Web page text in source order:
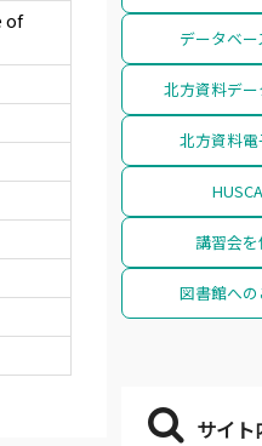
of
データベー
北方資料デー
北方資料
講習会
図書館へ
サイト